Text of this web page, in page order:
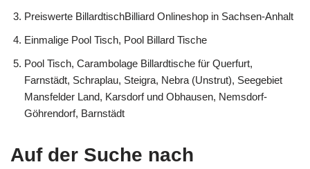
Preiswerte BillardtischBilliard Onlineshop in Sachsen-Anhalt
Einmalige Pool Tisch, Pool Billard Tische
Pool Tisch, Carambolage Billardtische für Querfurt,
Farnstädt, Schraplau, Steigra, Nebra (Unstrut), Seegebiet
Mansfelder Land, Karsdorf und Obhausen, Nemsdorf-
Göhrendorf, Barnstädt
Auf der Suche nach